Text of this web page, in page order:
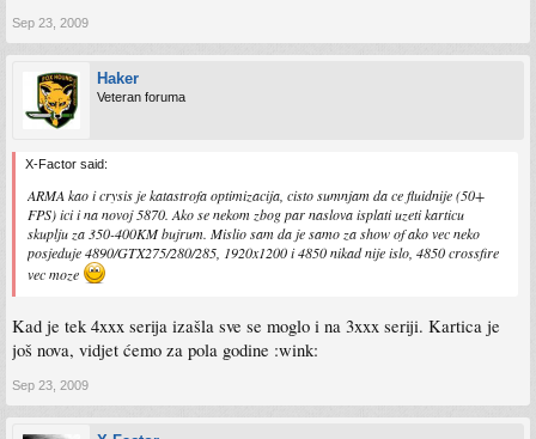
Sep 23, 2009
Haker
Veteran foruma
X-Factor said:
ARMA kao i crysis je katastrofa optimizacija, cisto sumnjam da ce fluidnije (50+
FPS) ici i na novoj 5870. Ako se nekom zbog par naslova isplati uzeti karticu
skuplju za 350-400KM bujrum. Mislio sam da je samo za show of ako vec neko
posjeduje 4890/GTX275/280/285, 1920x1200 i 4850 nikad nije islo, 4850 crossfire
vec moze
Kad je tek 4xxx serija izašla sve se moglo i na 3xxx seriji. Kartica je
još nova, vidjet ćemo za pola godine :wink:
Sep 23, 2009